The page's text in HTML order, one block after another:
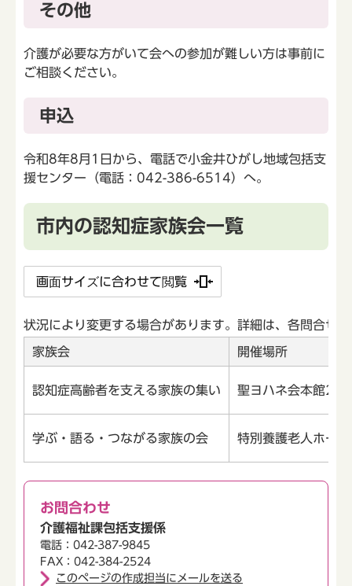
その他
介護が必要な方がいて会への参加が難しい方は事前に
ご相談ください。
申込
令和8年8月1日から、電話で小金井ひがし地域包括支
援センター（電話：042-386-6514）へ。
市内の認知症家族会一覧
画面サイズに合わせて閲覧
状況により変更する場合があります。詳細は、各問合せ
家族会 開催場所
認知症高齢者を支える家族の集い 聖ヨハネ会本館2階
学ぶ・語る・つながる家族の会 特別養護老人ホー
お問合わせ
介護福祉課包括支援係
電話：042-387-9845
FAX：042-384-2524
このページの作成担当にメールを送る